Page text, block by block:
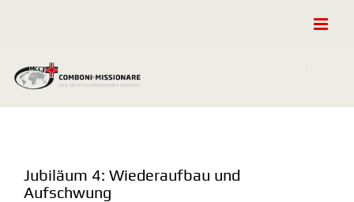
Jubiläum 4: Wiederaufbau und
Aufschwung